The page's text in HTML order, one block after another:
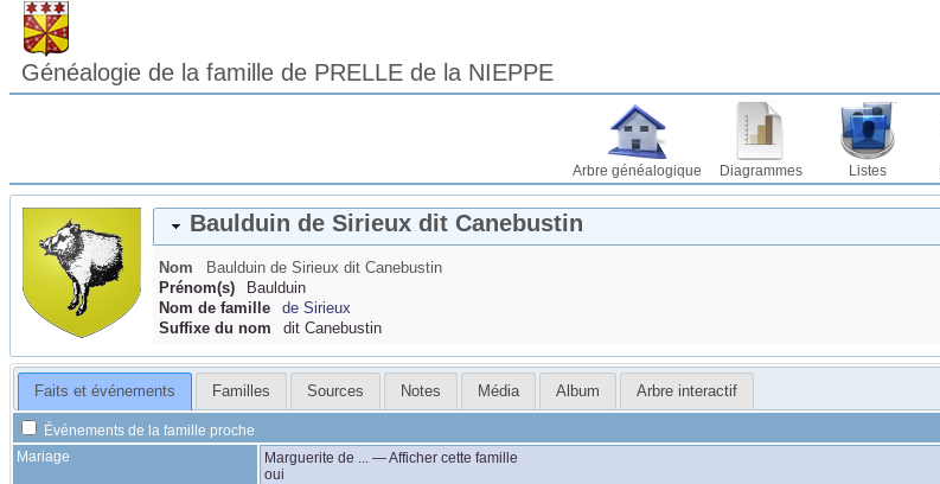
Généalogie de la famille de PRELLE de la NIEPPE
Arbre généalogique Diagrammes Listes
Baulduin de Sirieux dit Canebustin
Nom Baulduin de Sirieux dit Canebustin
Prénom(s)
Baulduin
Nom de famille
de Sirieux
Suffixe du nom
dit Canebustin
Faits et événements Familles Sources Notes Média Album Arbre interactif
Événements de la famille proche
Mariage
Marguerite de ... —Afficher cette famille
oui